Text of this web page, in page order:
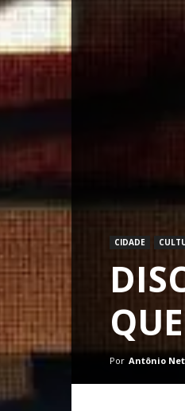
CIDADE
Por Antônio